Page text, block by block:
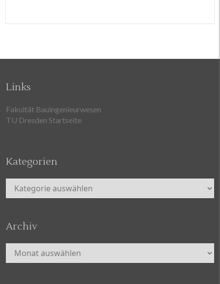
Links
Fakultät Bauingenieurwesen
TU Dresden Startseite
Kategorien
Kategorien
Archiv
Archiv